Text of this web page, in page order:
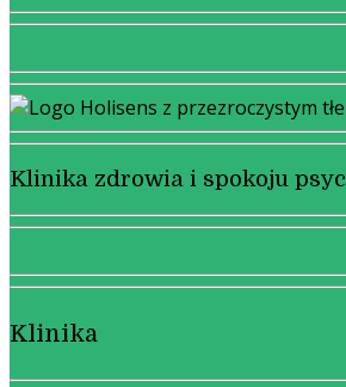
Klinika zdrowia i spokoju
Klinika